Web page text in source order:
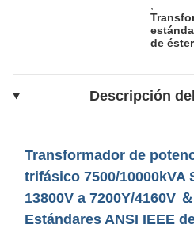
de
Descripción
Transformador de
trifásico 7500/10000kVA
13800V a 7200Y/4160V
Estándares ANSI IEEE